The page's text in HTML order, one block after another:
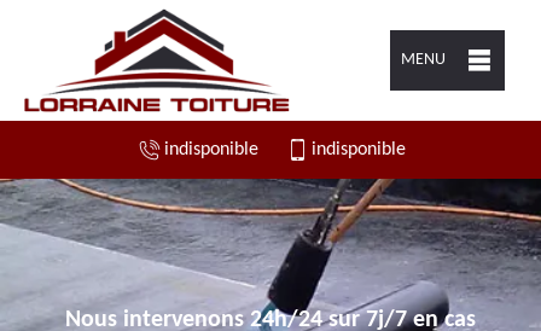
MENU
indisponible indisponible
Nous intervenons 24h/24 sur 7j/7 en cas